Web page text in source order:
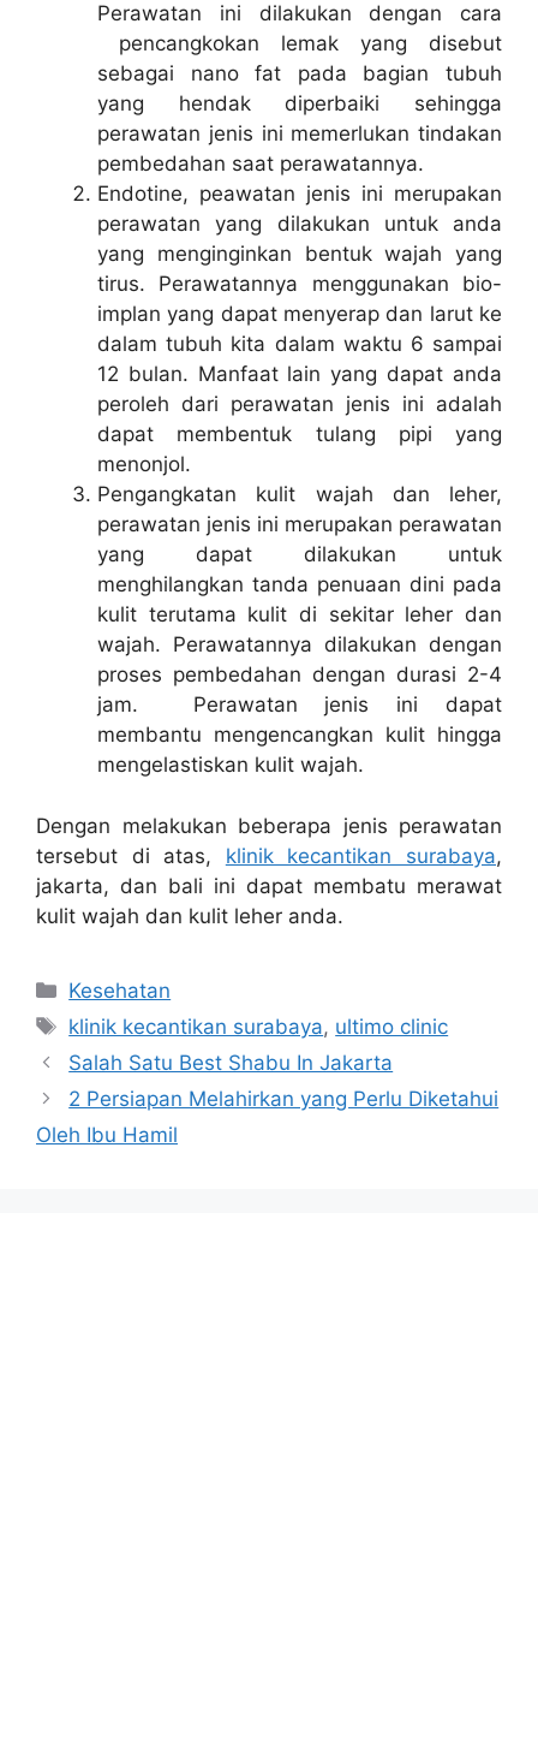
Perawatan ini dilakukan dengan cara
pencangkokan lemak yang disebut
sebagai nano fat pada bagian tubuh
yang hendak diperbaiki sehingga
perawatan jenis ini memerlukan tindakan
pembedahan saat perawatannya.
Endotine, peawatan jenis ini merupakan
perawatan yang dilakukan untuk anda
yang menginginkan bentuk wajah yang
tirus. Perawatannya menggunakan bio-
implan yang dapat menyerap dan larut ke
dalam tubuh kita dalam waktu 6 sampai
12 bulan. Manfaat lain yang dapat anda
peroleh dari perawatan jenis ini adalah
dapat membentuk tulang pipi yang
menonjol.
Pengangkatan kulit wajah dan leher,
perawatan jenis ini merupakan perawatan
yang dapat dilakukan untuk
menghilangkan tanda penuaan dini pada
kulit terutama kulit di sekitar leher dan
wajah. Perawatannya dilakukan dengan
proses pembedahan dengan durasi 2-4
jam. Perawatan jenis ini dapat
membantu mengencangkan kulit hingga
mengelastiskan kulit wajah.
Dengan melakukan beberapa jenis perawatan
tersebut di atas, klinik kecantikan surabaya,
jakarta, dan bali ini dapat membatu merawat
kulit wajah dan kulit leher anda.
Categories
Kesehatan
Tags
klinik kecantikan surabaya, ultimo clinic
Salah Satu Best Shabu In Jakarta
2 Persiapan Melahirkan yang Perlu Diketahui
Oleh Ibu Hamil